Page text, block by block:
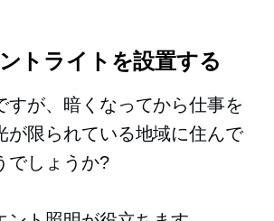
トライトを設置する
すが、暗くなってから仕事を
が限られている地域に住んで
でしょうか?